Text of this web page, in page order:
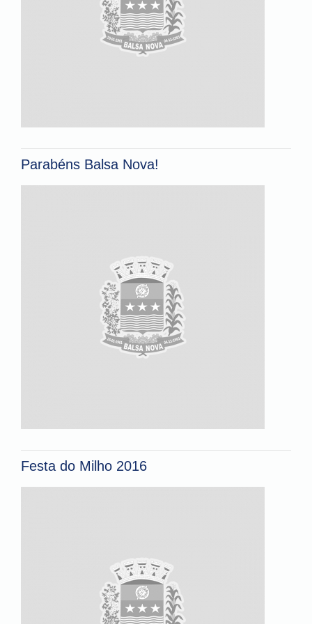
Parabéns Balsa Nova!
Festa do Milho 2016